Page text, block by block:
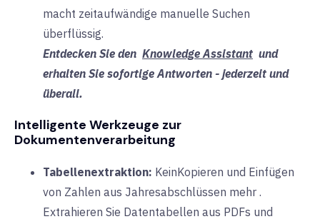
macht zeitaufwändige manuelle Suchen
überflüssig.
Entdecken Sie den Knowledge Assistant und
erhalten Sie sofortige Antworten - jederzeit und
überall.
Intelligente Werkzeuge zur
Dokumentenverarbeitung
Tabellenextraktion: KeinKopieren und Einfügen
von Zahlen aus Jahresabschlüssen mehr .
Extrahieren Sie Datentabellen aus PDFs und